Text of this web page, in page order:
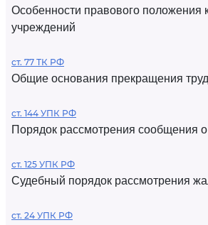
Особенности правового положения
учреждений
ст. 77 ТК РФ
Общие основания прекращения
ст. 144 УПК РФ
Порядок рассмотрения сообщения
ст. 125 УПК РФ
Судебный порядок рассмотрения
ст. 24 УПК РФ